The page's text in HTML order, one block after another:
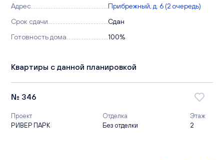
Адрес
Прибрежный, д. 6 (2 очередь)
Срок сдачи
Сдан
Готовность дома
100%
Квартиры с данной планировкой
№ 346
Проект
РИВЕР ПАРК
Отделка
Без отделки
Этаж
2